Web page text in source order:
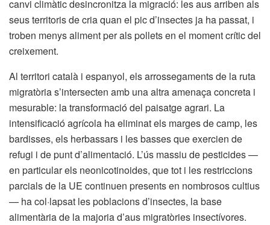
canvi climàtic desincronitza la migració: les aus arriben als
seus territoris de cria quan el pic d’insectes ja ha passat, i
troben menys aliment per als pollets en el moment crític del
creixement.
Al territori català i espanyol, els arrossegaments de la ruta
migratòria s’intersecten amb una altra amenaça concreta i
mesurable: la transformació del paisatge agrari. La
intensificació agrícola ha eliminat els marges de camp, les
bardisses, els herbassars i les basses que exercien de
refugi i de punt d’alimentació. L’ús massiu de pesticides —
en particular els neonicotinoides, que tot i les restriccions
parcials de la UE continuen presents en nombrosos cultius
— ha col·lapsat les poblacions d’insectes, la base
alimentària de la majoria d’aus migratòries insectívores.